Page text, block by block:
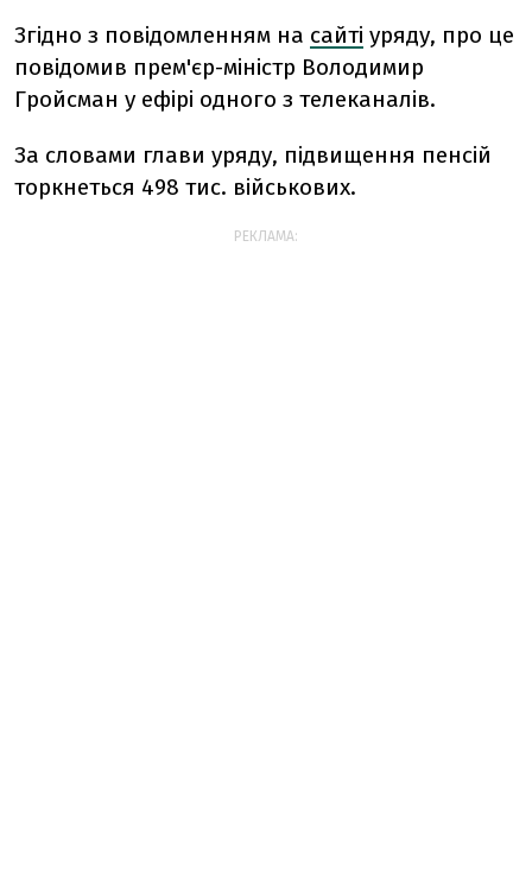
Згідно з повідомленням на сайті уряду, про це
повідомив прем'єр-міністр Володимир
Гройсман у ефірі одного з телеканалів.
За словами глави уряду, підвищення пенсій
торкнеться 498 тис. військових.
РЕКЛАМА: